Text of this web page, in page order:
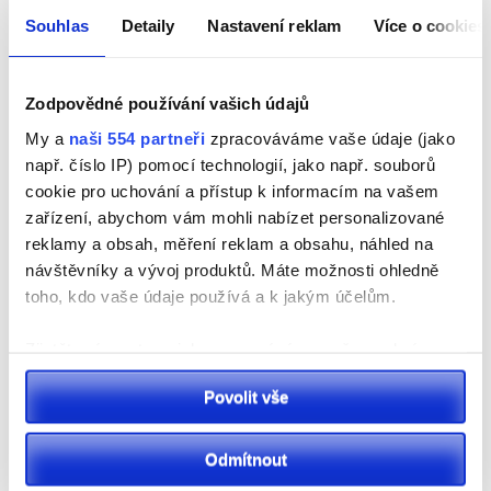
Souhlas Detaily Nastavení reklam Více o cookies
Zodpovědné používání vašich údajů
My a naši 554 partneři zpracováváme vaše údaje (jako
např. číslo IP) pomocí technologií, jako např. souborů
cookie pro uchování a přístup k informacím na vašem
zařízení, abychom vám mohli nabízet personalizované
reklamy a obsah, měření reklam a obsahu, náhled na
návštěvníky a vývoj produktů. Máte možnosti ohledně
toho, kdo vaše údaje používá a k jakým účelům.
údaje, a nastavte si předvolby včásti s podrobnostmi.
Svůj souhlas můžete kdykoliv změnit nebo odvolat v
části Prohlášení o souborech cookie.
K personalizaci obsahu a reklam, poskytování funkcí
Povolit vše
Odmítnout
které byly zahájeny na začátku června 2025 s
plánovaným dokončením v září 2025. U druhého domu
probíhá výběr nového dodavatele stavebních prací a
Zdroj: zeditovaná TZ Pardubického kraje,Věra Málek
Říhová,oddělení komunikace a sekretariátu hejtmana,
kancelář hejtmana.
Facebook
Email
X Share
Publikováno vAktuálně,Pardubicko,Pardubický krajTagged
pardubicko,Pardubický kraj,stavba